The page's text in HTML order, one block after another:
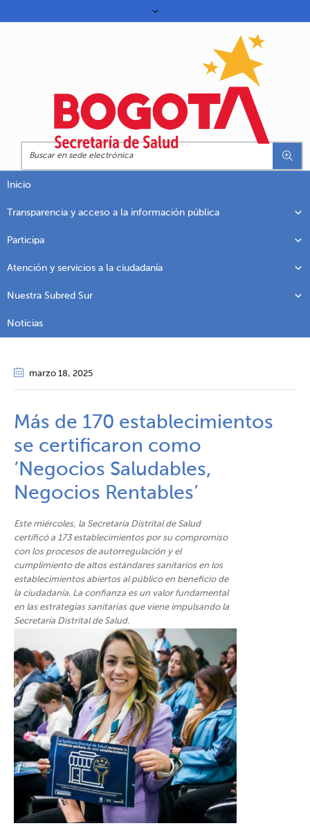
Inicio
Transparencia y acceso a la información pública
Participa
Atención y servicios a la ciudadanía
Nuestra Subred Sur
Noticias
marzo 18, 2025
Más de 170 establecimientos
se certificaron como
‘Negocios Saludables,
Negocios Rentables’​​
Este miércoles, la Secretaría Distrital de Salud
certificó a 173 establecimientos por su compromiso
con los procesos de autorregulación y el
cumplimiento de altos estándares sanitarios en los
establecimientos abiertos al público en beneficio de
la ciudadanía. La confianza es un valor fundamental
en las estrategias sanitarias que viene impulsando la
Secretaría Distrital de Salud.